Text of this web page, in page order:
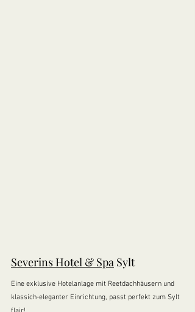
Severins Hotel & Spa Sylt
Eine exklusive Hotelanlage mit Reetdachhäusern und
klassich-eleganter Einrichtung, passt perfekt zum Sylt